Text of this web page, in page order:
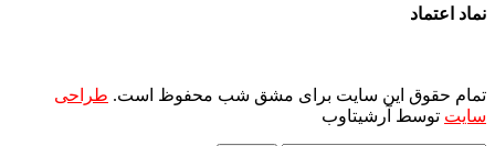
نماد اعتماد
تمام حقوق این سایت برای مشق شب محفوظ است. طراحی
سایت توسط آرشیتاوب